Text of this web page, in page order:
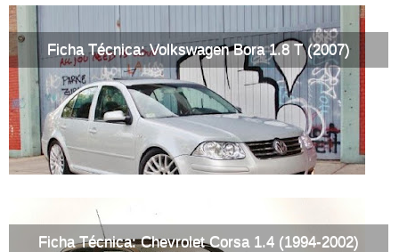
Ficha Técnica: Volkswagen Bora 1.8 T (2007)
Ficha Técnica: Chevrolet Corsa 1.4 (1994-2002)